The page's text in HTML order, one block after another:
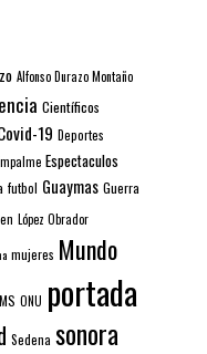
Alfonso Durazo Montaño
Científicos
19 Deportes
Espectaculos
futbol Guaymas Guerra
López Obrador
mujeres Mundo
ONU portada
Sedena sonora